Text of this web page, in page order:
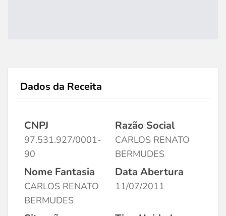
Dados da Receita
CNPJ
97.531.927/0001-
90
Razão Social
CARLOS RENATO
BERMUDES
Nome Fantasia
CARLOS RENATO
BERMUDES
Data Abertura
11/07/2011